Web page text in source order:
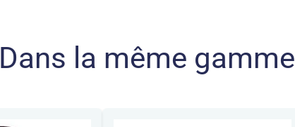
Dans la même gamme